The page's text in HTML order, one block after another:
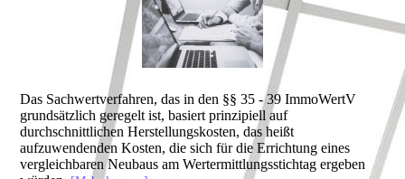
Das Sachwertverfahren, das in den §§ 35 - 39 ImmoWertV
grundsätzlich geregelt ist, basiert prinzipiell auf
durchschnittlichen Herstellungskosten, das heißt
aufzuwendenden Kosten, die sich für die Errichtung eines
vergleichbaren Neubaus am Wertermittlungsstichtag ergeben